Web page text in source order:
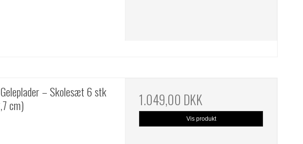
– Skolesæt 6 stk
cm)
1.049,00 DKK
Vis produkt